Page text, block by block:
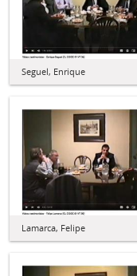
Seguel, Enrique
Lamarca, Felipe